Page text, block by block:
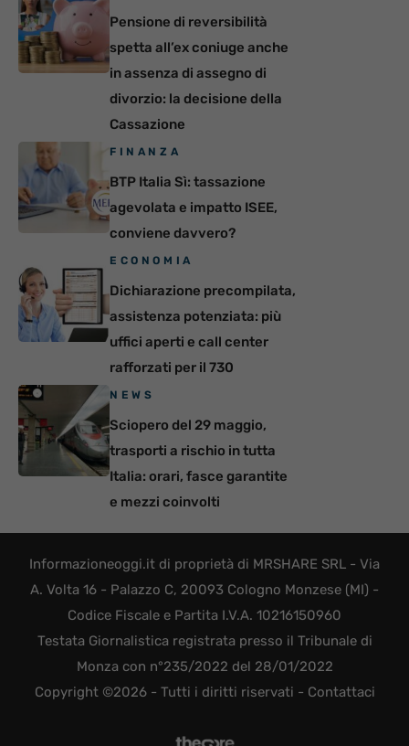
Pensione di reversibilità
spetta all’ex coniuge anche
in assenza di assegno di
divorzio: la decisione della
Cassazione
FINANZA
BTP Italia Sì: tassazione
agevolata e impatto ISEE,
conviene davvero?
ECONOMIA
Dichiarazione precompilata,
assistenza potenziata: più
uffici aperti e call center
rafforzati per il 730
NEWS
Sciopero del 29 maggio,
trasporti a rischio in tutta
Italia: orari, fasce garantite
e mezzi coinvolti
Informazioneoggi.it di proprietà di MRSHARE SRL - Via
A. Volta 16 - Palazzo C, 20093 Cologno Monzese (MI) -
Codice Fiscale e Partita I.V.A. 10216150960
Testata Giornalistica registrata presso il Tribunale di
Monza con n°235/2022 del 28/01/2022
Copyright ©2026 - Tutti i diritti riservati - Contattaci